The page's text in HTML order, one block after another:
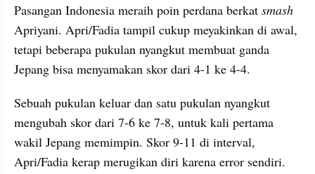
Pasangan Indonesia meraih poin perdana berkat
Apriyani. Apri/Fadia tampil cukup meyakinkan di awal,
tetapi beberapa pukulan nyangkut membuat ganda
Jepang bisa menyamakan skor dari 4-1 ke 4-4.
Sebuah pukulan keluar dan satu pukulan nyangkut
mengubah skor dari 7-6 ke 7-8, untuk kali pertama
wakil Jepang memimpin. Skor 9-11 di interval,
Apri/Fadia kerap merugikan diri karena error sendiri.